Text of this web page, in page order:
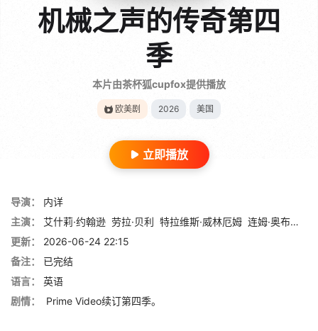
机械之声的传奇第四
季
本片由茶杯狐cupfox提供播放
欧美剧 2026 美国
立即播放
导演：
内详
主演：
艾什莉·约翰逊 劳拉·贝利 特拉维斯·威林厄姆 连姆·奥布赖恩
更新：
2026-06-24 22:15
备注：
已完结
语言：
英语
剧情：
Prime Video续订第四季。